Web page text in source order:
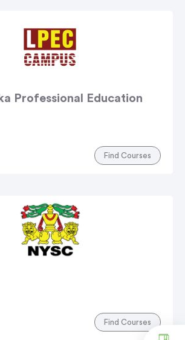
Professional Education
Find Courses
Find Courses